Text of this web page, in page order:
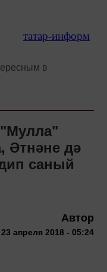
татар-информ
в
"Мулла"
Әтнәне дә
саный
Автор
23 апреля 2018 - 05:24